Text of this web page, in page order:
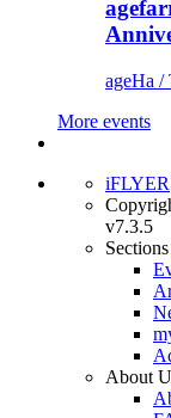
ageHa /
More events
iFLYER
v7.3.5
Sections
About